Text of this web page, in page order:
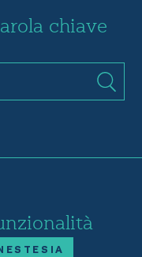
chiave